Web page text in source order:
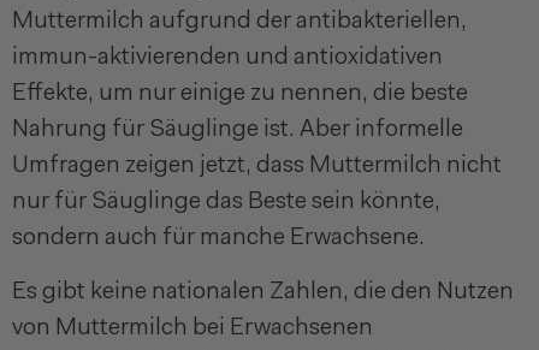
Muttermilch aufgrund der antibakteriellen,
immun-aktivierenden und antioxidativen
Effekte, um nur einige zu nennen, die beste
Nahrung für Säuglinge ist. Aber informelle
Umfragen zeigen jetzt, dass Muttermilch nicht
nur für Säuglinge das Beste sein könnte,
sondern auch für manche Erwachsene.
Es gibt keine nationalen Zahlen, die den Nutzen
von Muttermilch bei Erwachsenen